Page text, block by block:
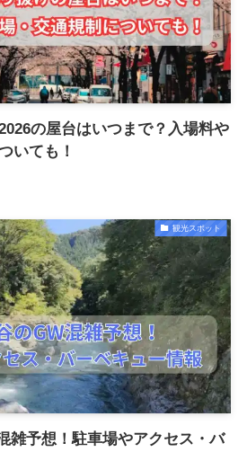
の屋台はいつまで？入場料や
いても！
観光スポット
雑予想！駐車場やアクセス・バ